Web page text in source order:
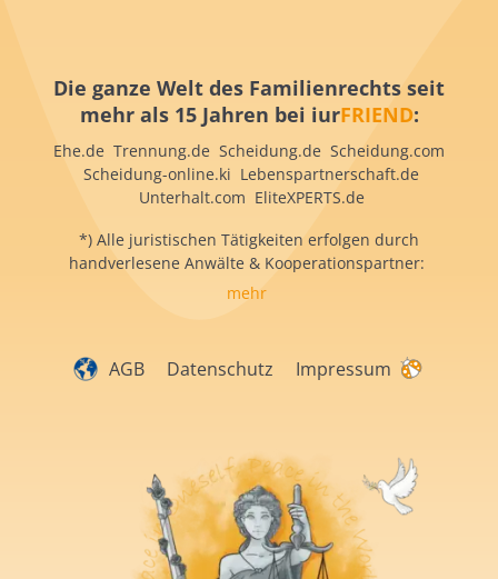
Die ganze Welt des Familienrechts seit
mehr als 15 Jahren bei iurFRIEND:
Ehe.de Trennung.de Scheidung.de Scheidung.com
Scheidung-online.ki Lebenspartnerschaft.de
Unterhalt.com EliteXPERTS.de
*) Alle juristischen Tätigkeiten erfolgen durch
handverlesene Anwälte & Kooperationspartner:
mehr
AGB Datenschutz Impressum